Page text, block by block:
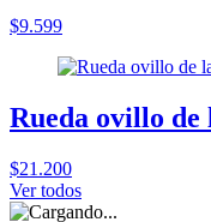
$9.599
Rueda ovillo de
$21.200
Ver todos